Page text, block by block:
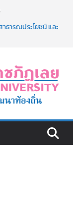
ธารณประโยชน์ และ
ครั้งที่ 4 เปิดให้
นาคตที่ใช่
นุกรรมาธิการ